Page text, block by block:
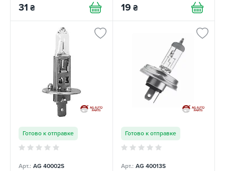
31 ₴ 19 ₴
Готово к отправке
Арт.: AG 40002S
Готово к отправке
Арт.: AG 40013S